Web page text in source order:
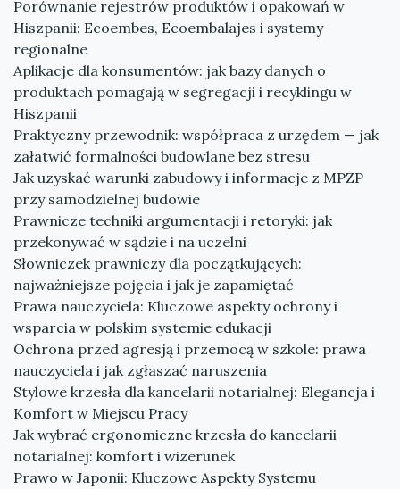
Porównanie rejestrów produktów i opakowań w
Hiszpanii: Ecoembes, Ecoembalajes i systemy
regionalne
Aplikacje dla konsumentów: jak bazy danych o
produktach pomagają w segregacji i recyklingu w
Hiszpanii
Praktyczny przewodnik: współpraca z urzędem — jak
załatwić formalności budowlane bez stresu
Jak uzyskać warunki zabudowy i informacje z MPZP
przy samodzielnej budowie
Prawnicze techniki argumentacji i retoryki: jak
przekonywać w sądzie i na uczelni
Słowniczek prawniczy dla początkujących:
najważniejsze pojęcia i jak je zapamiętać
Prawa nauczyciela: Kluczowe aspekty ochrony i
wsparcia w polskim systemie edukacji
Ochrona przed agresją i przemocą w szkole: prawa
nauczyciela i jak zgłaszać naruszenia
Stylowe krzesła dla kancelarii notarialnej: Elegancja i
Komfort w Miejscu Pracy
Jak wybrać ergonomiczne krzesła do kancelarii
notarialnej: komfort i wizerunek
Prawo w Japonii: Kluczowe Aspekty Systemu